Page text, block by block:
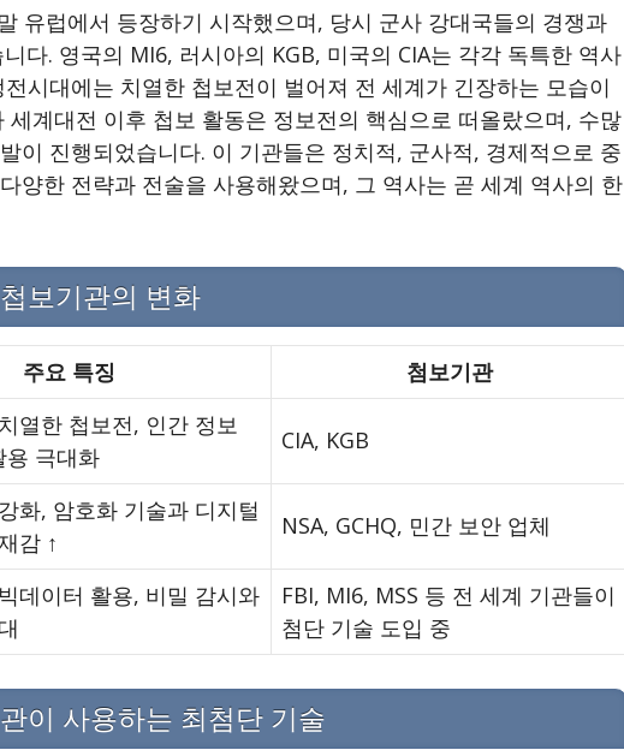
유럽에서 등장하기 시작했으며, 당시 군사 강대국들의 경쟁과
다. 영국의 MI6, 러시아의 KGB, 미국의 CIA는 각각 독특한 역사
시대에는 치열한 첩보전이 벌어져 전 세계가 긴장하는 모습이
세계대전 이후 첩보 활동은 정보전의 핵심으로 떠올랐으며, 수많
이 진행되었습니다. 이 기관들은 정치적, 군사적, 경제적으로 중
양한 전략과 전술을 사용해왔으며, 그 역사는 곧 세계 역사의 한
보기관의 변화
주요 특징
첨보기관
열한 첩보전, 인간 정보
극대화
CIA, KGB
화, 암호화 기술과 디지털
감 ↑
NSA, GCHQ, 민간 보안 업체
데이터 활용, 비밀 감시와
FBI, MI6, MSS 등 전 세계 기관들이
첨단 기술 도입 중
이 사용하는 최첨단 기술